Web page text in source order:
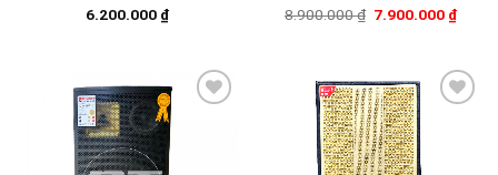
6.200.000 ₫ 8.900.000₫ Giá
7.900.000 ₫Giá